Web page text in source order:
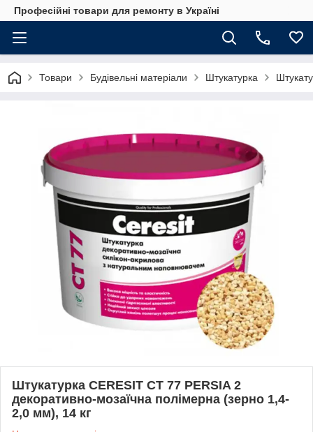
Професійні товари для ремонту в Україні
Товари Будівельні матеріали Штукатурка
Штукатурка CERESIT CT 77 PERSIA 2
декоративно-мозаїчна полімерна (зерно 1,4-
2,0 мм), 14 кг